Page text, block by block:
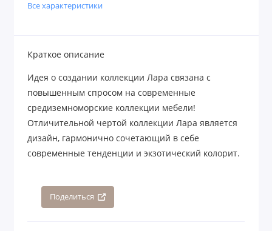
Все характеристики
Краткое описание
Идея о создании коллекции Лара связана с
повышенным спросом на современные
средиземноморские коллекции мебели!
Отличительной чертой коллекции Лара является
дизайн, гармонично сочетающий в себе
современные тенденции и экзотический колорит.
Поделиться